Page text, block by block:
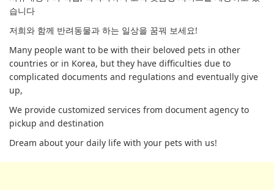
습니다
저희와 함께 반려동물과 하는 일상을 꿈꿔 보세요!
Many people want to be with their beloved pets in other
countries or in Korea, but they have difficulties due to
complicated documents and regulations and eventually give
up,
We provide customized services from document agency to
pickup and destination
Dream about your daily life with your pets with us!